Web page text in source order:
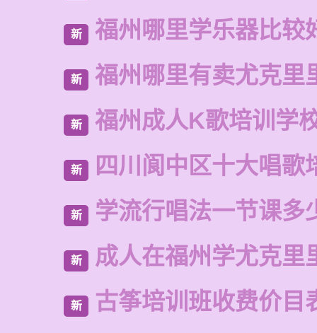
新 福州哪里学乐器比较
新 福州哪里有卖尤克里
新 福州成人K歌培训学
新 四川阆中区十大唱歌
新 学流行唱法一节课多
新 成人在福州学尤克里
新 古筝培训班收费价目